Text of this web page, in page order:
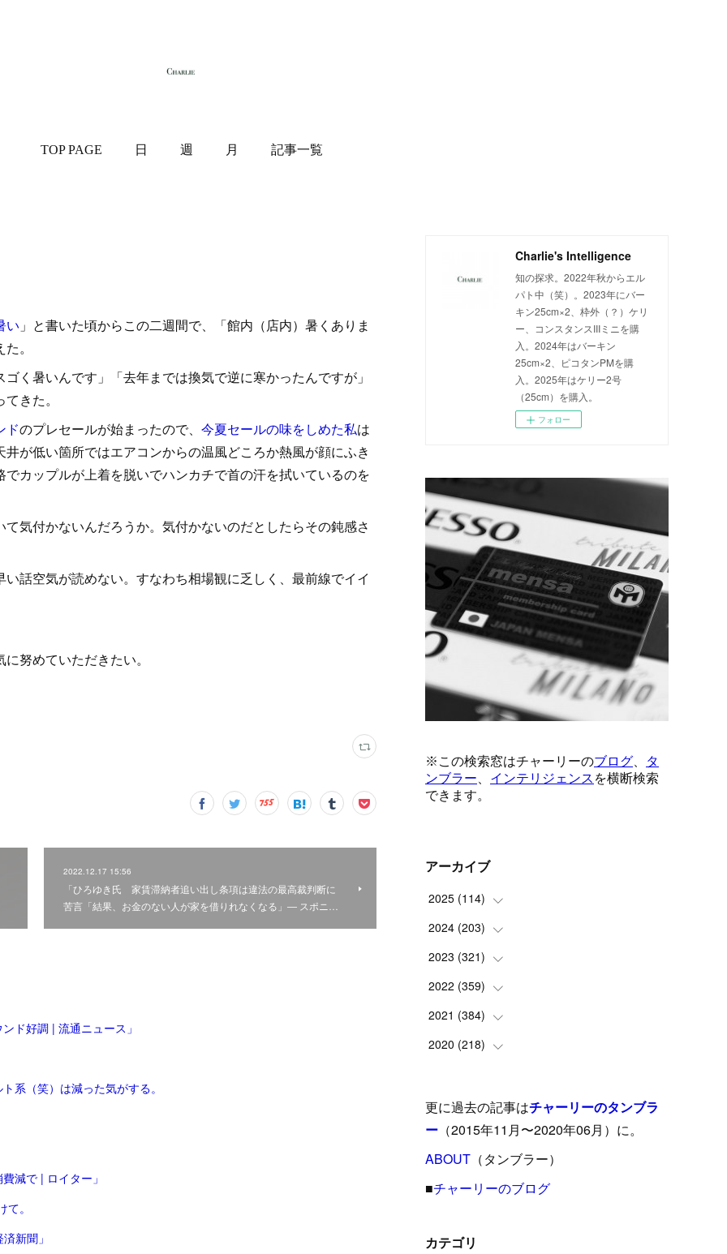
TOP PAGE 日 週 月 記事一覧
い 」と書いた頃からこの二週間で、「館内（店内）暑くありま
。
暑いんです」「去年までは換気で逆に寒かったんですが」
きた。
ドのプレセールが始まったので、 今夏セールの味をしめた私は
が低い箇所ではエアコンからの温風どころか熱風が顔にふき
カップルが上着を脱いでハンカチで首の汗を拭いているのを
気付かないんだろうか。気付かないのだとしたらその鈍感さ
話空気が読めない。すなわち相場観に乏しく、最前線でイイ
努めていただきたい。
2022.12.17 15:56
「ひろゆき氏 家賃滞納者追い出し条項は違法の最高裁判断に
苦言「結果、お金のない人が家を借りれなくなる」― スポニ…
ド好調 | 流通ニュース」
系（笑）は減った気がする。
減で | ロイター」
。
新聞」
Charlie's Intelligence
知の探求。2022年秋からエル
パト中（笑）。2023年にバー
キン25cm×2、枠外（？）ケリ
ー、コンスタンスIIIミニを購
入。2024年はバーキン
25cm×2、ピコタンPMを購
入。2025年はケリー2号
（25cm）を購入。
フォロー
アーカイブ
2025 (114)
(1)
(8)
(6)
(9)
(5 )
15
(24)
(8 )
17
2024 (203)
(24)
(10)
(18)
(17)
16
(12)
(19 )
(13
( 12
2023 (321)
(25)
(17)
(35)
33 )
(26)
(27 )
(29
(26
2022 (359)
(42)
(37)
(31)
(31)
(31 )
(26
(14
2021 (384)
(9)
(39)
(23)
(40 )
(55
(20
2020 (218)
(24)
(42)
(24 )
(33
(20
更に過去の記事はチャーリーのタンブラ
ー （2015年11月〜2020年06月）に。
ABOUT （タンブラー）
■チャーリーのブログ
カテゴリ